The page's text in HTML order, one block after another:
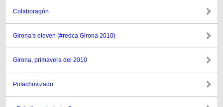
Colaboragón
Girona’s eleven (#redca Girona 2010)
Girona, primavera del 2010
Potachovizado